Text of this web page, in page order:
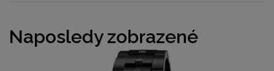
Naposledy zobrazené